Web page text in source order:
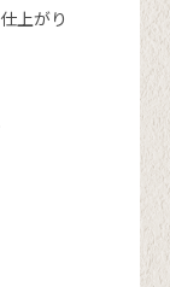
上がり